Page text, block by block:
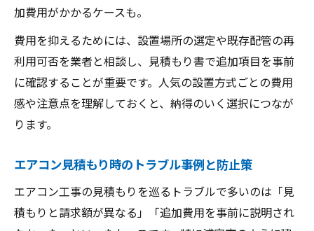
加費用がかかるケースも。
費用を抑えるためには、設置場所の選定や既存配管の再
利用可否を業者と相談し、見積もり書で追加項目を事前
に確認することが重要です。人気の設置方式ごとの費用
感や注意点を理解しておくと、納得のいく選択につなが
ります。
エアコン見積もり時のトラブル事例と防止策
エアコン工事の見積もりを巡るトラブルで多いのは「見
積もりと請求額が異なる」「追加費用を事前に説明され